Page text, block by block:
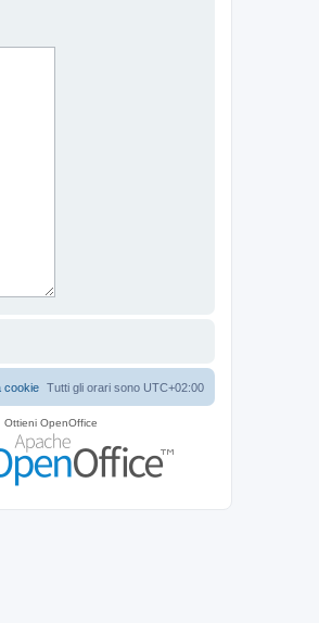
Tutti gli orari sono UTC+02:00
cookie
Ottieni OpenOffice